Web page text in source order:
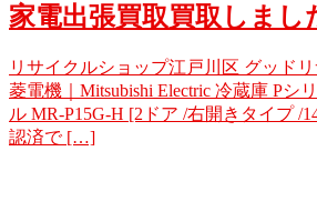
家電出張買取買取しまし
リサイクルショップ江戸川区 グッド
菱電機｜Mitsubishi Electric 冷蔵庫 Pシ
ル MR-P15G-H [2ドア /右開きタイプ
認済で […]